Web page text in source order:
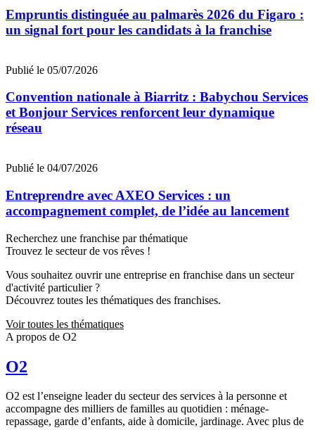
Empruntis distinguée au palmarès 2026 du Figaro :
un signal fort pour les candidats à la franchise
Publié le 05/07/2026
Convention nationale à Biarritz : Babychou Services
et Bonjour Services renforcent leur dynamique
réseau
Publié le 04/07/2026
Entreprendre avec AXEO Services : un
accompagnement complet, de l’idée au lancement
Recherchez une franchise par thématique
Trouvez le secteur de vos rêves !
Vous souhaitez ouvrir une entreprise en franchise dans un secteur
d'activité particulier ?
Découvrez toutes les thématiques des franchises.
Voir toutes les thématiques
A propos de O2
O2
O2 est l’enseigne leader du secteur des services à la personne et
accompagne des milliers de familles au quotidien : ménage-
repassage, garde d’enfants, aide à domicile, jardinage. Avec plus de